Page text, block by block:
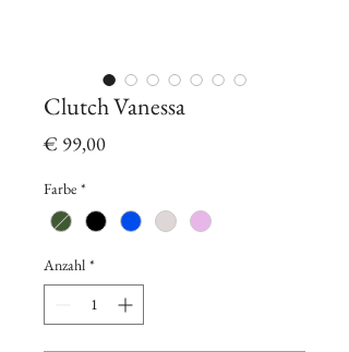
Clutch Vanessa
€ 99,00Preis
Farbe *
Anzahl *